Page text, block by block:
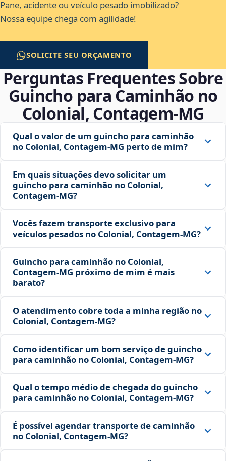
Pane, acidente ou veículo pesado imobilizado?
Nossa equipe chega com agilidade!
SOLICITE SEU ORÇAMENTO
Perguntas Frequentes Sobre
Guincho para Caminhão no
Colonial, Contagem‑MG
Qual o valor de um guincho para caminhão
no Colonial, Contagem‑MG perto de mim?
Em quais situações devo solicitar um
guincho para caminhão no Colonial,
Contagem‑MG?
Vocês fazem transporte exclusivo para
veículos pesados no Colonial, Contagem‑MG?
Guincho para caminhão no Colonial,
Contagem‑MG próximo de mim é mais
barato?
O atendimento cobre toda a minha região no
Colonial, Contagem‑MG?
Como identificar um bom serviço de guincho
para caminhão no Colonial, Contagem‑MG?
Qual o tempo médio de chegada do guincho
para caminhão no Colonial, Contagem‑MG?
É possível agendar transporte de caminhão
no Colonial, Contagem‑MG?